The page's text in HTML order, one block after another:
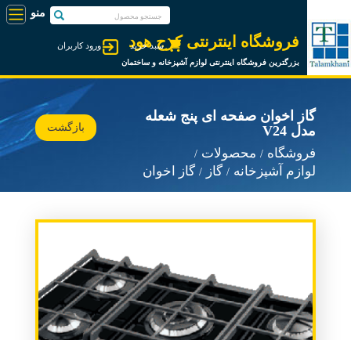
فروشگاه اینترنتی کرج هود
بزرگترین فروشگاه اینترنتی لوازم آشپزخانه و ساختمان
ورود کاربران سبد خرید
گاز اخوان صفحه ای پنج شعله
مدل V24
فروشگاه
محصولات
لوازم آشپزخانه
گاز گاز اخوان
بازگشت